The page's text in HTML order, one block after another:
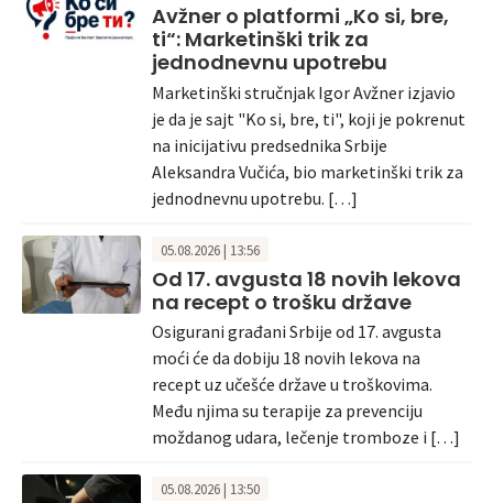
Avžner o platformi „Ko si, bre,
ti“: Marketinški trik za
jednodnevnu upotrebu
Marketinški stručnjak Igor Avžner izjavio
je da je sajt "Ko si, bre, ti", koji je pokrenut
na inicijativu predsednika Srbije
Aleksandra Vučića, bio marketinški trik za
jednodnevnu upotrebu. […]
05.08.2026 | 13:56
Od 17. avgusta 18 novih lekova
na recept o trošku države
Osigurani građani Srbije od 17. avgusta
moći će da dobiju 18 novih lekova na
recept uz učešće države u troškovima.
Među njima su terapije za prevenciju
moždanog udara, lečenje tromboze i […]
05.08.2026 | 13:50